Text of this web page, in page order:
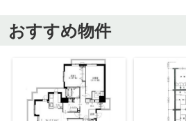
おすすめ物件